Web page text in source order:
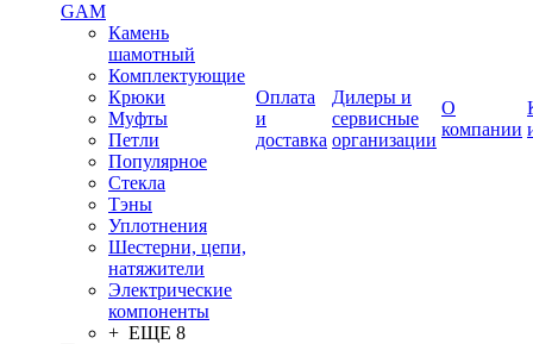
GAM
Камень
шамотный
Комплектующие
Крюки
Муфты
Петли
Популярное
Стекла
Тэны
Уплотнения
Шестерни, цепи,
натяжители
Электрические
компоненты
+ ЕЩЕ 8
Оплата
и
доставка
Дилеры и
сервисные
организации
О
компании